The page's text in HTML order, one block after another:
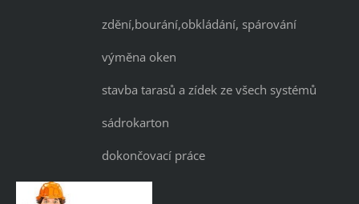
zdění,bourání,obkládání, spárování
výměna oken
stavba tarasů a zídek ze všech systémů
sádrokarton
dokončovací práce